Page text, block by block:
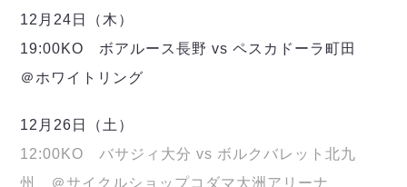
12月24日（木）
19:00KO ボアルース長野 vs ペスカドーラ町田
＠ホワイトリング
12月26日（土）
12:00KO バサジィ大分 vs ボルクバレット北九
州 ＠サイクルショップコダマ大洲アリーナ